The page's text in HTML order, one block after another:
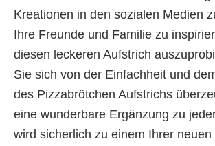
Kreationen in den sozialen Medien
Ihre Freunde und Familie zu
diesen leckeren Aufstrich
Sie sich von der Einfachheit und
des Pizzabrötchen Aufstrichs
eine wunderbare Ergänzung zu
wird sicherlich zu einem Ihrer neuen